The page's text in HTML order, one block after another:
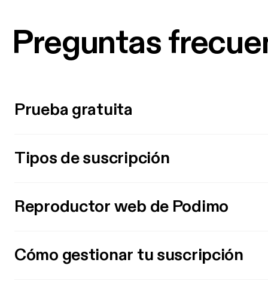
Preguntas
Prueba gratuita
Tipos de suscripción
Reproductor web de Podimo
Cómo gestionar tu suscripción